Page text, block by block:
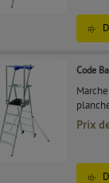
Code
Prix